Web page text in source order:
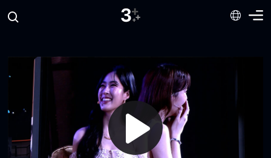
Play